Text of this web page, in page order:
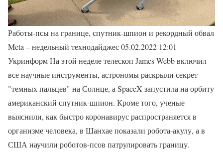
Работы-псы на границе, спутник-шпион и рекордный обвал
Meta – недельный технодайджес 05.02.2022 12:01
Укринформ На этой неделе телескоп James Webb включил
все научные инструменты, астрономы раскрыли секрет
"темных пальцев" на Солнце, а SpaceX запустила на орбиту
американский спутник-шпион. Кроме того, ученые
выяснили, как быстро коронавирус распространяется в
организме человека, в Шанхае показали робота-акулу, а в
США научили роботов-псов патрулировать границу.